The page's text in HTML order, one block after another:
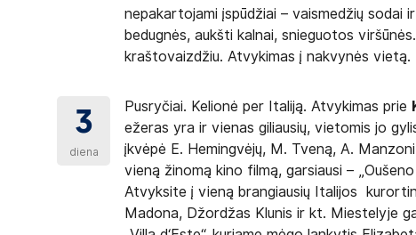
nepakartojami įspūdžiai – vaismedžių sodai
bedugnės, aukšti kalnai, snieguotos
kraštovaizdžiu. Atvykimas į nakvynės vietą.
3
diena
Pusryčiai. Kelionė per Italiją. Atvykimas prie
ežeras yra ir vienas giliausių, vietomis jo
įkvėpė E. Hemingvėjų, M. Tveną, A.
vieną žinomą kino filmą, garsiausi –
Atvyksite į vieną brangiausių Italijos
Madona, Džordžas Klunis ir kt. Miestelyje